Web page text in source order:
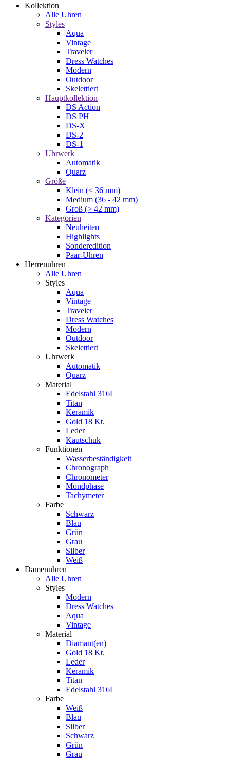
Kollektion
Alle Uhren
Styles
Aqua
Vintage
Traveler
Dress Watches
Modern
Outdoor
Skelettiert
Hauptkollektion
DS Action
DS PH
DS-X
DS-2
DS-1
Uhrwerk
Automatik
Quarz
Größe
Klein (< 36 mm)
Medium (36 - 42 mm)
Groß (> 42 mm)
Kategorien
Neuheiten
Highlights
Sonderedition
Paar-Uhren
Herrenuhren
Alle Uhren
Styles
Aqua
Vintage
Traveler
Dress Watches
Modern
Outdoor
Skelettiert
Uhrwerk
Automatik
Quarz
Material
Edelstahl 316L
Titan
Keramik
Gold 18 Kt.
Leder
Kautschuk
Funktionen
Wasserbeständigkeit
Chronograph
Chronometer
Mondphase
Tachymeter
Farbe
Schwarz
Blau
Grün
Grau
Silber
Weiß
Damenuhren
Alle Uhren
Styles
Modern
Dress Watches
Aqua
Vintage
Material
Diamant(en)
Gold 18 Kt.
Leder
Keramik
Titan
Edelstahl 316L
Farbe
Weiß
Blau
Silber
Schwarz
Grün
Grau